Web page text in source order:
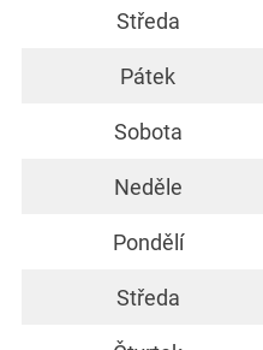
Středa
Pátek
Sobota
Neděle
Pondělí
Středa